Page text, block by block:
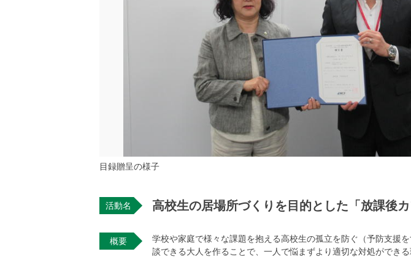
目録贈呈の様子
活動名 高校生の居場所づくりを目的とした「放課後
概要
学校や家庭で様々な課題を抱える高校生の孤立を防ぐ（予防支援
談できる大人を作ることで、一人で悩まずより適切な対処ができ